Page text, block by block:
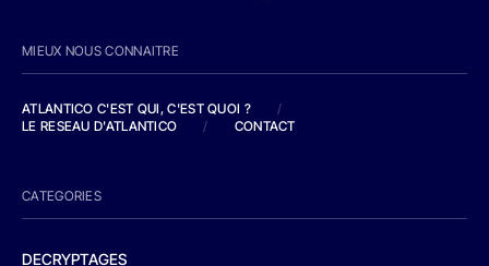
MIEUX NOUS CONNAITRE
ATLANTICO C'EST QUI, C'EST QUOI ?
/
LE RESEAU D'ATLANTICO
/ CONTACT
CATEGORIES
DECRYPTAGES